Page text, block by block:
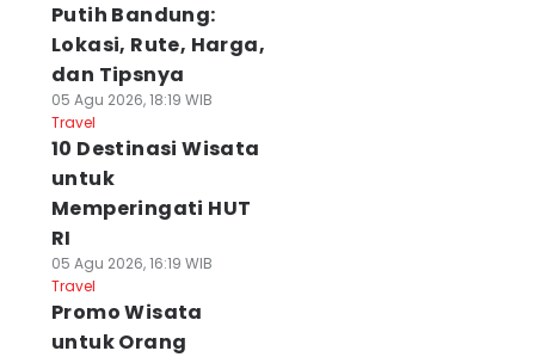
Putih Bandung:
Lokasi, Rute, Harga,
dan Tipsnya
05 Agu 2026, 18:19 WIB
Travel
10 Destinasi Wisata
untuk
Memperingati HUT
RI
05 Agu 2026, 16:19 WIB
Travel
Promo Wisata
untuk Orang